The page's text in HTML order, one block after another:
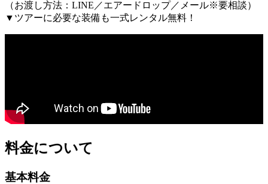
（お渡し方法：LINE／エアードロップ／メール※要相談）
▼ツアーに必要な装備も一式レンタル無料！
料金について
基本料金